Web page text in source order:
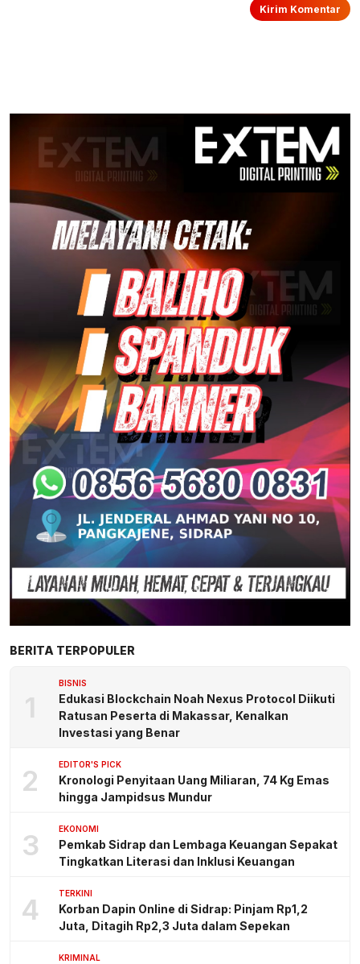
BERITA TERPOPULER
1
BISNIS
Edukasi Blockchain Noah Nexus Protocol Diikuti
Ratusan Peserta di Makassar, Kenalkan
Investasi yang Benar
2 EDITOR'S PICK
Kronologi Penyitaan Uang Miliaran, 74 Kg Emas
hingga Jampidsus Mundur
3 EKONOMI
Pemkab Sidrap dan Lembaga Keuangan Sepakat
Tingkatkan Literasi dan Inklusi Keuangan
4 TERKINI
Korban Dapin Online di Sidrap: Pinjam Rp1,2
Juta, Ditagih Rp2,3 Juta dalam Sepekan
KRIMINAL